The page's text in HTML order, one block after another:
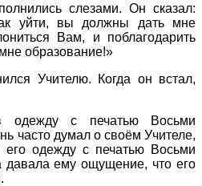
слезами. Он сказал:
уйти, вы должны дать мне
Вам, и поблагодарить
образование!»
Учителю. Когда он встал,
одежду с печатью Восьми
часто думал о своём Учителе,
его одежду с печатью Восьми
давала ему ощущение, что его